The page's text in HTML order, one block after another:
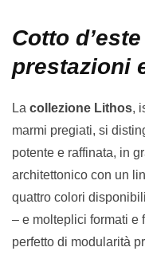
Cotto
prestazioni
La collezione Lithos,
marmi pregiati, si
potente e raffinata, in
architettonico con un
quattro colori
– e molteplici formati e
perfetto di modularità